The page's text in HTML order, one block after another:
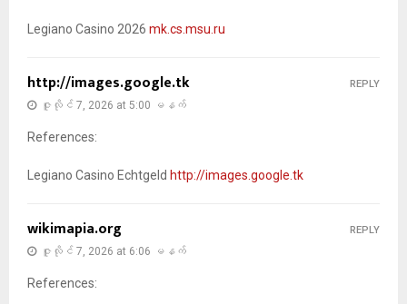
Legiano Casino 2026 mk.cs.msu.ru
http://images.google.tk
ဇူလိုင် 7, 2026 at 5:00 မနက်
References:
Legiano Casino Echtgeld http://images.google.tk
REPLY
wikimapia.org
ဇူလိုင် 7, 2026 at 6:06 မနက်
References:
REPLY